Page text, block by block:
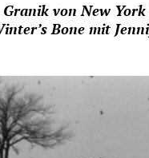
von New
Bone mit